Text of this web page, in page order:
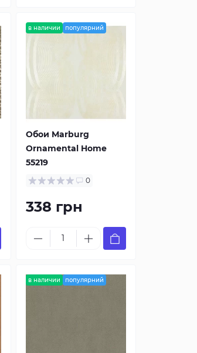
в наличии популярний
Обои Marburg
Ornamental Home
55219
0
338 грн
в наличии популярний